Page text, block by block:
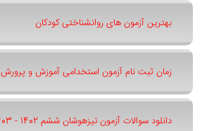
بهترین آزمون های روانشناختی کودکان
زمان ثبت نام آزمون استخدامی آموزش و پرورش ۱۴۰۲
دانلود سوالات آزمون تیزهوشان ششم 1402 - 1403